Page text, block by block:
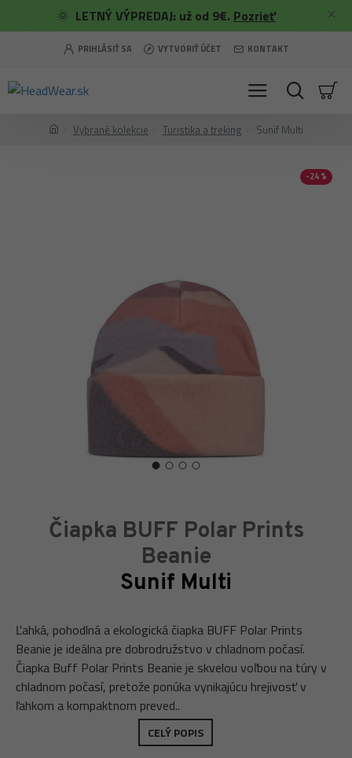
🌞 LETNÝ VÝPREDAJ: už od 9€. Pozrieť
PRIHLÁSIŤ SA VYTVORIŤ ÚČET KONTAKT
Vybrané kolekcie Turistika a treking Sunif Multi
-24 %
Čiapka BUFF Polar Prints
Beanie
Sunif Multi
Ľahká, pohodlná a ekologická čiapka BUFF Polar Prints
Beanie je ideálna pre dobrodružstvo v chladnom počasí.
Čiapka Buff Polar Prints Beanie je skvelou voľbou na túry v
chladnom počasí, pretože ponúka vynikajúcu hrejivosť v
ľahkom a kompaktnom preved..
CELÝ POPIS